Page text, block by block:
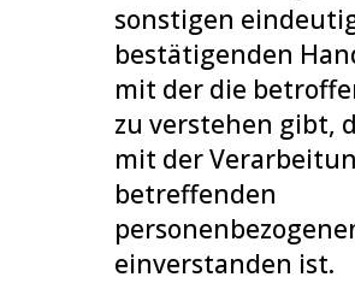
sonstigen
bestätigenden
mit der die
zu verstehen gibt,
mit der
betreffenden
einverstanden ist.